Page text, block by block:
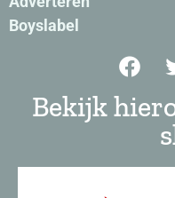
Boyslabel
Bekijk